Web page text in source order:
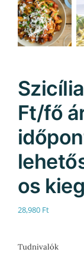
Ft/fő
os
28,980 Ft
Tudnivalók